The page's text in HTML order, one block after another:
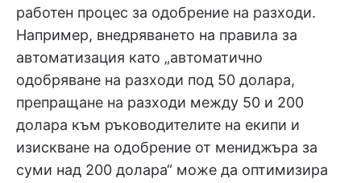
работен процес за одобрение на разходи.
Например, внедряването на правила за
автоматизация като „автоматично
одобряване на разходи под 50 долара,
препращане на разходи между 50 и 200
долара към ръководителите на екипи и
изискване на одобрение от мениджъра за
суми над 200 долара“ може да оптимизира